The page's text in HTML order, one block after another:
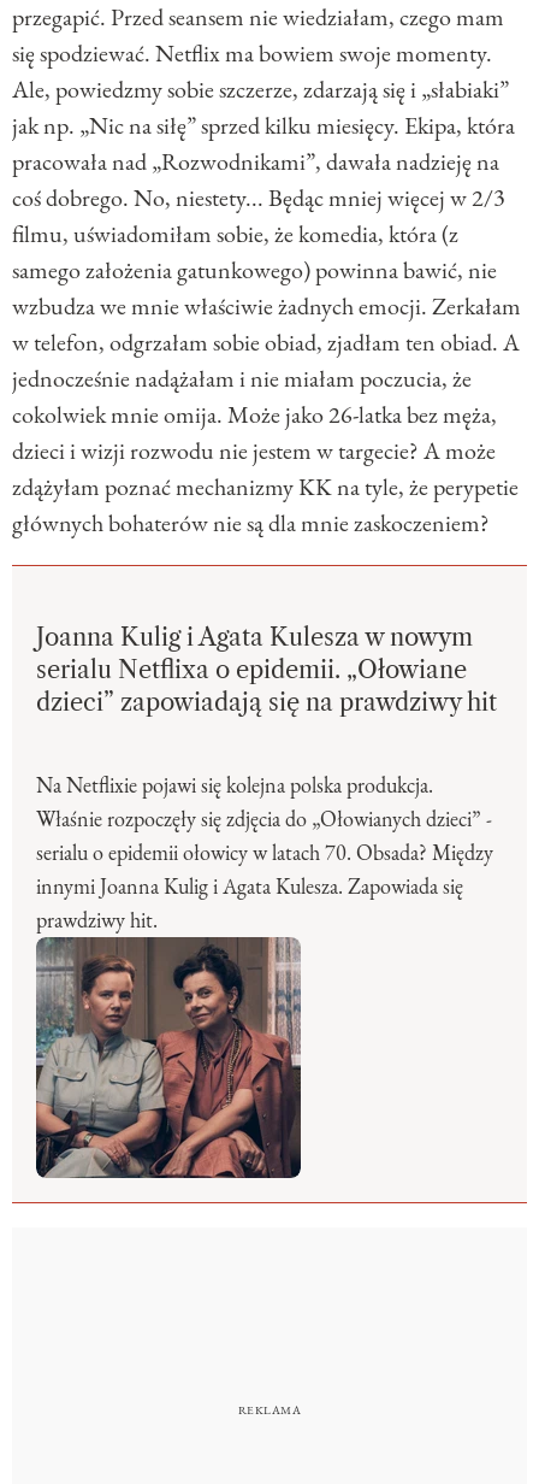
przegapić. Przed seansem nie wiedziałam, czego mam
się spodziewać. Netflix ma bowiem swoje momenty.
Ale, powiedzmy sobie szczerze, zdarzają się i „słabiaki”
jak np. „Nic na siłę” sprzed kilku miesięcy. Ekipa, która
pracowała nad „Rozwodnikami”, dawała nadzieję na
coś dobrego. No, niestety... Będąc mniej więcej w 2/3
filmu, uświadomiłam sobie, że komedia, która (z
samego założenia gatunkowego) powinna bawić, nie
wzbudza we mnie właściwie żadnych emocji. Zerkałam
w telefon, odgrzałam sobie obiad, zjadłam ten obiad. A
jednocześnie nadążałam i nie miałam poczucia, że
cokolwiek mnie omija. Może jako 26-latka bez męża,
dzieci i wizji rozwodu nie jestem w targecie? A może
zdążyłam poznać mechanizmy KK na tyle, że perypetie
głównych bohaterów nie są dla mnie zaskoczeniem?
Joanna Kulig i Agata Kulesza w nowym
serialu Netflixa o epidemii. „Ołowiane
dzieci” zapowiadają się na prawdziwy hit
Na Netflixie pojawi się kolejna polska produkcja.
Właśnie rozpoczęły się zdjęcia do „Ołowianych dzieci” -
serialu o epidemii ołowicy w latach 70. Obsada? Między
innymi Joanna Kulig i Agata Kulesza. Zapowiada się
prawdziwy hit.